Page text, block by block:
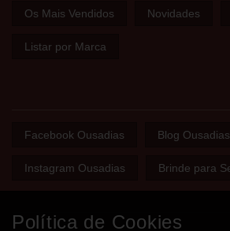
Os Mais Vendidos Novidades
Listar por Marca
Facebook Ousadias Blog Ousadias
Instagram Ousadias Brinde para
Política de Cookies